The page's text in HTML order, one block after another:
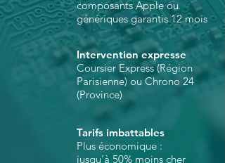
composants Apple ou
génériques garantis 12 mois
Intervention expresse
Coursier Express (Région
Parisienne) ou Chrono 24
(Province)
Tarifs imbattables
Plus économique :
jusqu'à 50% moins cher